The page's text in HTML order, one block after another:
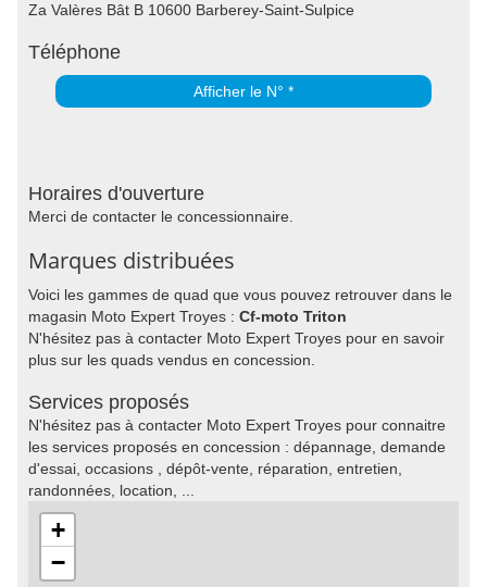
Za Valères Bât B 10600 Barberey-Saint-Sulpice
Téléphone
Afficher le N° *
Horaires d'ouverture
Merci de contacter le concessionnaire.
Marques distribuées
Voici les gammes de quad que vous pouvez retrouver dans le
magasin Moto Expert Troyes : Cf-moto Triton
N'hésitez pas à contacter Moto Expert Troyes pour en savoir
plus sur les quads vendus en concession.
Services proposés
N'hésitez pas à contacter Moto Expert Troyes pour connaitre
les services proposés en concession : dépannage, demande
d'essai, occasions , dépôt-vente, réparation, entretien,
randonnées, location, ...
+
−